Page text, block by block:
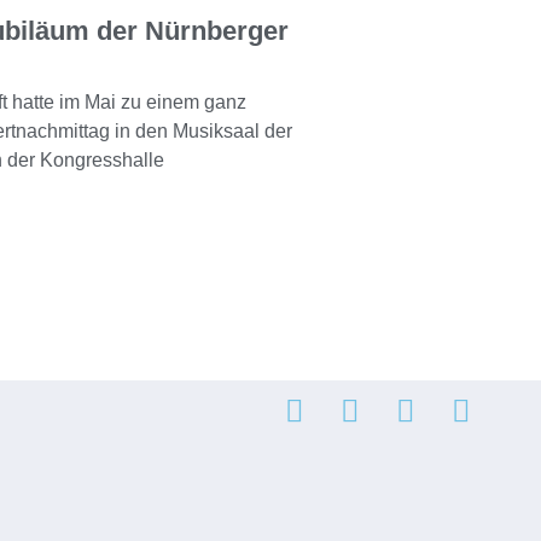
der Nürnberger
hatte im Mai zu einem ganz
in den Musiksaal der
der Kongresshalle